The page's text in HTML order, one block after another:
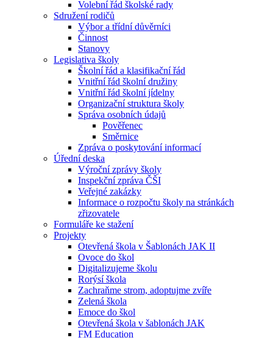
Volební řád školské rady
Sdružení rodičů
Výbor a třídní důvěrníci
Činnost
Stanovy
Legislativa školy
Školní řád a klasifikační řád
Vnitřní řád školní družiny
Vnitřní řád školní jídelny
Organizační struktura školy
Správa osobních údajů
Pověřenec
Směrnice
Zpráva o poskytování informací
Úřední deska
Výroční zprávy školy
Inspekční zpráva ČŠI
Veřejné zakázky
Informace o rozpočtu školy na stránkách
zřizovatele
Formuláře ke stažení
Projekty
Otevřená škola v Šablonách JAK II
Ovoce do škol
Digitalizujeme školu
Rorýsí škola
Zachraňme strom, adoptujme zvíře
Zelená škola
Emoce do škol
Otevřená škola v šablonách JAK
FM Education